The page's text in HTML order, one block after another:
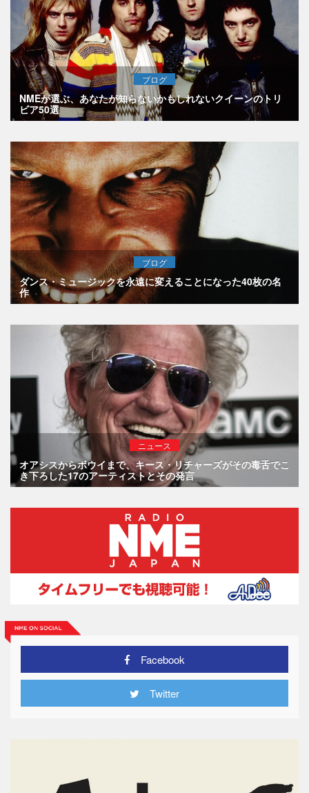
ブログ
NMEが選ぶ、あなたが知らないかもしれないクイーンのトリ
ビア50選
ブログ
ダンス・ミュージックを永遠に変えることになった40枚の名
作
ニュース
オアシスからボウイまで、キース・リチャーズがその毒舌でこ
き下ろした17のアーティストとその発言
Facebook
Twitter